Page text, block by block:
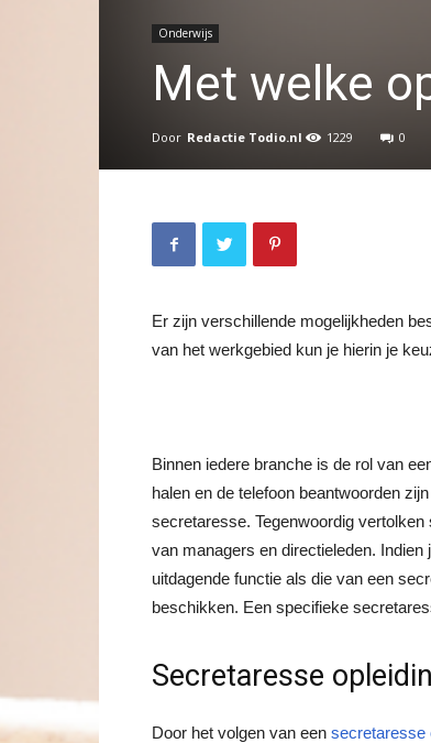
Onderwijs
Met welke
Door Redactie Todio.nl 1229 0
Er zijn verschillende mogelijkheden
van het werkgebied kun je hierin je
Binnen iedere branche is de rol van
halen en de telefoon beantwoorden
secretaresse. Tegenwoordig
van managers en directieleden.
uitdagende functie als die van een
beschikken. Een specifieke
Secretaresse
Door het volgen van een secretaresse